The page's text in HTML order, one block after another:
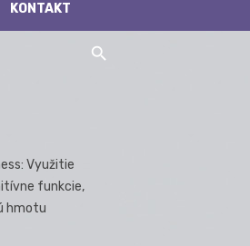
KONTAKT
Využitie
funkcie,
hmotu